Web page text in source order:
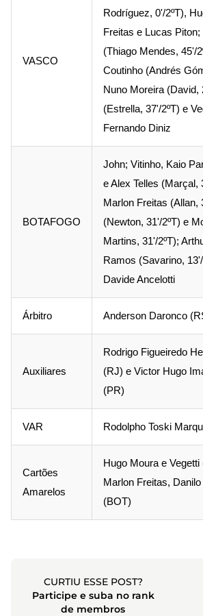
VASCO
Rodríguez, 0'/2ºT),
Freitas e Lucas Piton;
(Thiago Mendes, 45'/
Coutinho (Andrés
Nuno Moreira (David,
(Estrella, 37'/2ºT) e
Fernando Diniz
BOTAFOGO
John; Vitinho, Kaio
e Alex Telles (Marçal,
Marlon Freitas (Allan,
(Newton, 31'/2ºT) e
Martins, 31'/2ºT);
Ramos (Savarino,
Davide Ancelotti
Árbitro Anderson Daronco
Auxiliares
Rodrigo Figueiredo
(RJ) e Victor Hugo
(PR)
VAR Rodolpho Toski
Cartões
Amarelos
Hugo Moura e
Marlon Freitas,
(BOT)
CURTIU ESSE POST?
Participe e suba no rank
de membros